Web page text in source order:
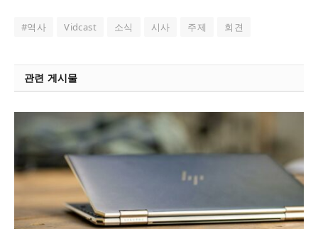
#역사 Vidcast 소식 시사 주제 회견
관련 게시물